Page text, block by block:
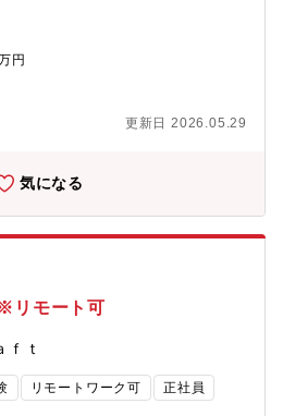
スを取りやすい環境。残業時間は全
結果、平均勤続年数は16.4年と長期
n/n006fb1800d6d▼ ウェルス
s/wealthnavi/ZP96X4-
）との窓口業務、契約更新、予算・
管理・システム障害時におけるエン
調査、および緊急時の配信対応■配信
グメント設計のサポート、企画内容
防ぐための配信フローの標準化・半
消とクリーンな状態の維持■顧客体験
ール作りと統制・運用プロセスの効
施策を円滑に進行・自走できるため
たナレッジ共有・オペレーションマ
び配信フローの標準化・自動化の推
退職金の減少などを背景に、老後に
続けていくことが大切な時代です
体験がまだ根付いていません。当社
く、全自動で「長期・積立・分散」
イザー『ウェルスナビ』を開発・運
産運用の成功を後押しするために
用を促進・継続できる顧客体験を創
円
更新日 2026.05.29
気になる
リモート可
ｆｔ
リモートワーク可 正社員